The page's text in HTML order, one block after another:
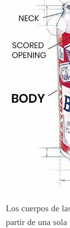
Los cuerpos de
partir de una